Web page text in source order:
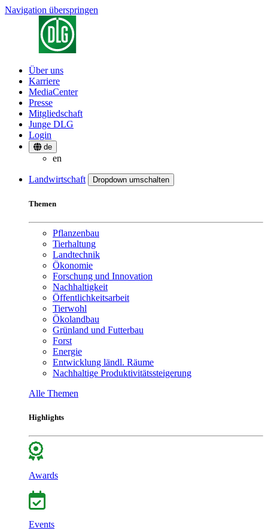
Navigation überspringen
Über uns
Karriere
MediaCenter
Presse
Mitgliedschaft
Junge DLG
Login
de
en
Landwirtschaft Dropdown umschalten
Themen
Pflanzenbau
Tierhaltung
Landtechnik
Ökonomie
Forschung und Innovation
Nachhaltigkeit
Öffentlichkeitsarbeit
Tierwohl
Ökolandbau
Grünland und Futterbau
Forst
Energie
Entwicklung ländl. Räume
Nachhaltige Produktivitätssteigerung
Alle Themen
Highlights
Awards
Events